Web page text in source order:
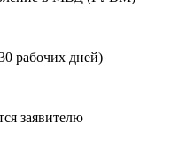
рабочих дней)
заявителю